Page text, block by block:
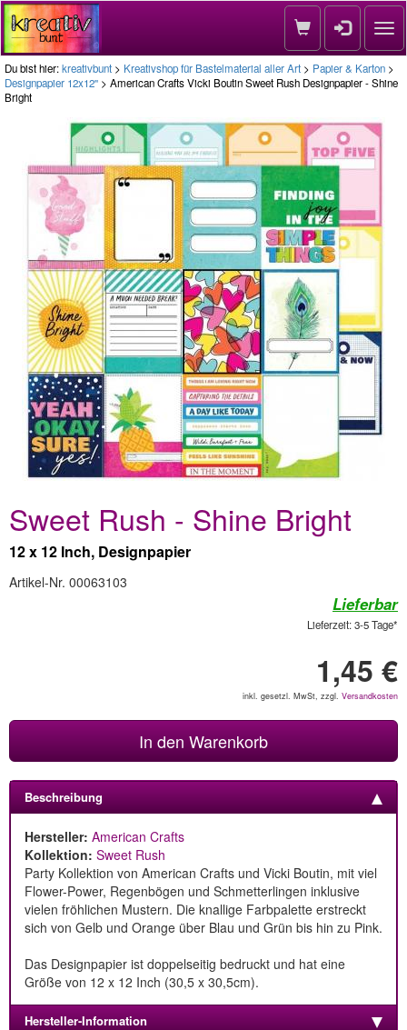
Du bist hier:kreativbunt > Kreativshop für Bastelmaterial aller Art > Papier & Karton >
Designpapier 12x12'' > American Crafts Vicki Boutin Sweet Rush Designpapier - Shine
Bright
Sweet Rush - Shine Bright
12 x 12 Inch, Designpapier
Artikel-Nr. 00063103
Lieferbar
Lieferzeit: 3-5 Tage*
1,45 €
inkl. gesetzl. MwSt, zzgl. Versandkosten
In den Warenkorb
Beschreibung
Hersteller: American Crafts
Kollektion: Sweet Rush
Party Kollektion von American Crafts und Vicki Boutin, mit viel
Flower-Power, Regenbögen und Schmetterlingen inklusive
vielen fröhlichen Mustern. Die knallige Farbpalette erstreckt
sich von Gelb und Orange über Blau und Grün bis hin zu Pink.
Das Designpapier ist doppelseitig bedruckt und hat eine
Größe von 12 x 12 Inch (30,5 x 30,5cm).
Hersteller-Information